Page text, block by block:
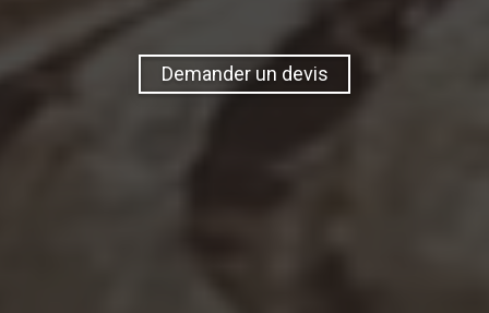
Demander un devis